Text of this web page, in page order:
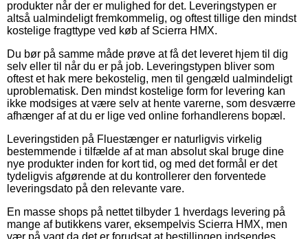
produkter når der er mulighed for det. Leveringstypen er
altså ualmindeligt fremkommelig, og oftest tillige den mindst
kostelige fragttype ved køb af Scierra HMX.
Du bør på samme måde prøve at få det leveret hjem til dig
selv eller til når du er på job. Leveringstypen bliver som
oftest et hak mere bekostelig, men til gengæld ualmindeligt
uproblematisk. Den mindst kostelige form for levering kan
ikke modsiges at være selv at hente varerne, som desværre
afhænger af at du er lige ved online forhandlerens bopæl.
Leveringstiden på Fluestænger er naturligvis virkelig
bestemmende i tilfælde af at man absolut skal bruge dine
nye produkter inden for kort tid, og med det formål er det
tydeligvis afgørende at du kontrollerer den forventede
leveringsdato på den relevante vare.
En masse shops på nettet tilbyder 1 hverdags levering på
mange af butikkens varer, eksempelvis Scierra HMX, men
vær på vagt da det er forudsat at bestillingen indsendes